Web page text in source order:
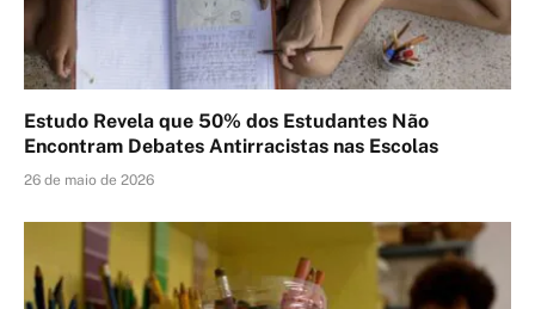
Estudo Revela que 50% dos Estudantes Não
Encontram Debates Antirracistas nas Escolas
26 de maio de 2026